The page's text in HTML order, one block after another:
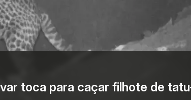
semana será visível no Brasil?